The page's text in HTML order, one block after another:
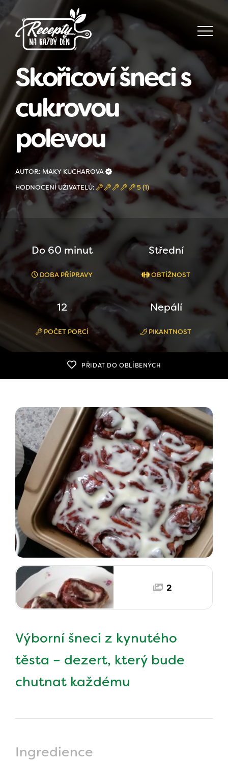
Skořicoví šneci s
cukrovou
polevou
AUTOR: MAKY KUCHAROVA
HODNOCENÍ UŽIVATELŮ:
5 (1)
Do 60 minut
DOBA PŘÍPRAVY
Střední
OBTÍŽNOST
12
POČET PORCÍ
Nepálí
PIKANTNOST
PŘIDAT DO OBLÍBENÝCH
2
Výborní šneci z kynutého
těsta – dezert, který bude
chutnat každému
Ingredience